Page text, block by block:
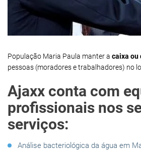
População Maria Paula manter a caixa ou
pessoas (moradores e trabalhadores) no
Ajaxx conta com
profissionais nos
serviços:
Análise bacteriológica da água em